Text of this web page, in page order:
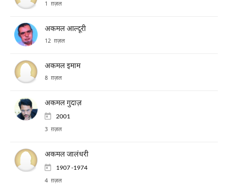
1 ग़ज़ल
अकमल आल्दूरी
12 ग़ज़ल
अकमल इमाम
8 ग़ज़ल
अकमल गुदाज़
2001
3 ग़ज़ल
अकमल जालंधरी
1907 -1974
4 ग़ज़ल